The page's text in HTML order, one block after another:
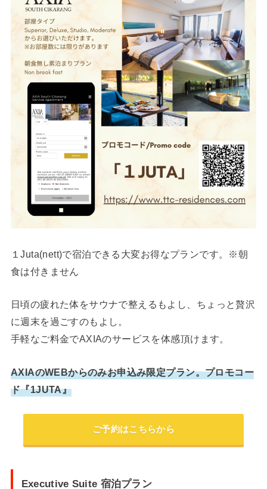
１Juta(nett)で宿泊できる大変お得なプランです。※朝
食は付きません
日頃の疲れた体をサウナで整えるもよし、ちょっと贅沢
に週末を過ごすのもよし。
手軽なご料金でAXIAのサービスを体感頂けます。
AXIAのWEBからのみお申込み限定プラン。プロモコー
ド『1JUTA』
ご予約はこちらから
Executive Suite 宿泊プラン